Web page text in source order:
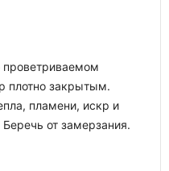
плотно закрытым.
пламени, искр и
от замерзания.